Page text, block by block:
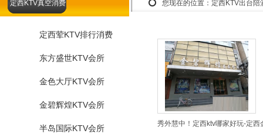
您现在的位置： 定西KTV出台陪
定西KTV真空消费
定西荤KTV排行消费
东方盛世KTV会所
金色大厅KTV会所
金碧辉煌KTV会所
半岛国际KTV会所 秀外慧中！定西ktv哪家好玩-定